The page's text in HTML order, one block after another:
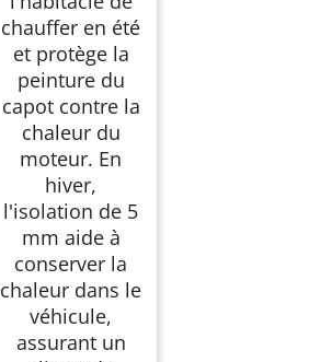
chauffer en été
et protège la
peinture du
capot contre la
chaleur du
moteur. En
hiver,
l'isolation de 5
mm aide à
conserver la
chaleur dans le
véhicule,
assurant un